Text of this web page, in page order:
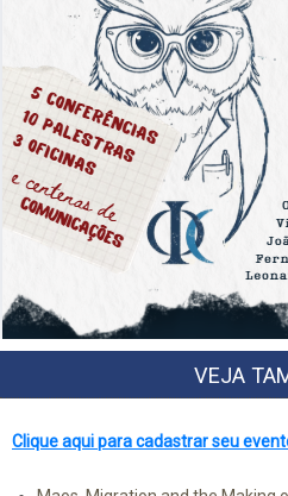
VEJA
Clique aqui para cadastrar seu